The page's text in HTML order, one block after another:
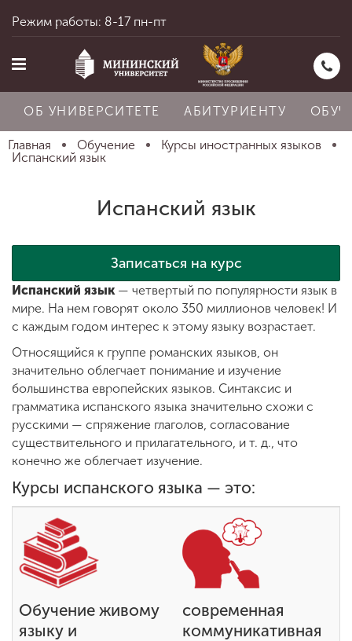
Об университете
Абитуриенту
Обучение
Наука
Международная
деятельность
Другие виды
деятельности
Студенческая жизнь
Режим работы: 8-17 пн-пт
ОБ УНИВЕРСИТЕТЕ АБИТУРИЕНТУ
Главная Обучение
Курсы иностранных языков
Испанский язык
Испанский язык
Записаться на курс
Испанский язык— четвертый по популярности язык в
мире. На нем говорят около 350 миллионов человек! И
с каждым годом интерес к этому языку возрастает.
Относящийся к группе романских языков, он
значительно облегчает понимание и изучение
большинства европейских языков. Синтаксис и
грамматика испанского языка значительно схожи с
русскими — спряжение глаголов, согласование
существительного и прилагательного, и т. д., что
конечно же облегчает изучение.
Курсы испанского языка — это:
Обучение живому
языку и
современная
коммуникативная